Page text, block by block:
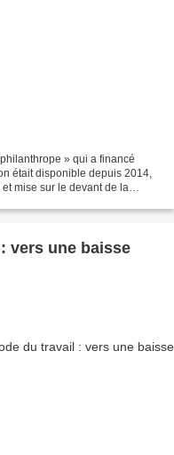
» qui a financé
était disponible depuis 2014,
mise sur le devant de la
vers une baisse